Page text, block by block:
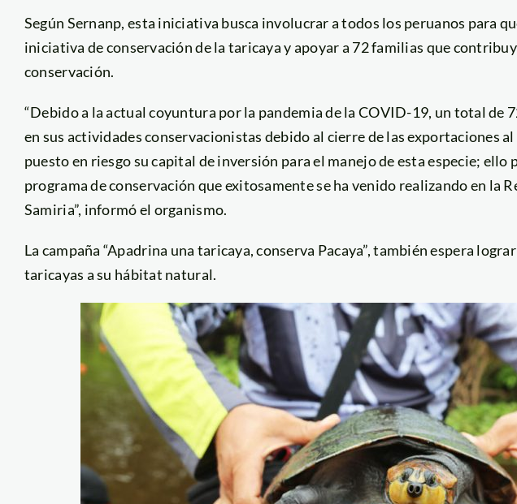
Según Sernanp, esta iniciativa busca involucrar a todos los peruanos para
iniciativa de conservación de la taricaya y apoyar a 72 familias que
conservación.
“Debido a la actual coyuntura por la pandemia de la COVID-19, un total de
en sus actividades conservacionistas debido al cierre de las exportaciones
puesto en riesgo su capital de inversión para el manejo de esta especie; ello
programa de conservación que exitosamente se ha venido realizando en la
Samiria”, informó el organismo.
La campaña “Apadrina una taricaya, conserva Pacaya”, también espera
taricayas a su hábitat natural.